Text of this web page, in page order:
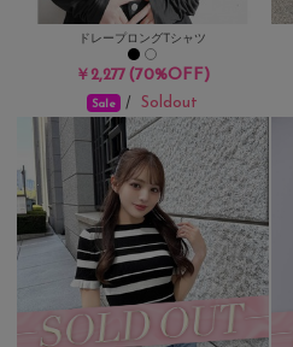
ドレープロングTシャツ
￥2,277(70%OFF)
Sale /Soldout